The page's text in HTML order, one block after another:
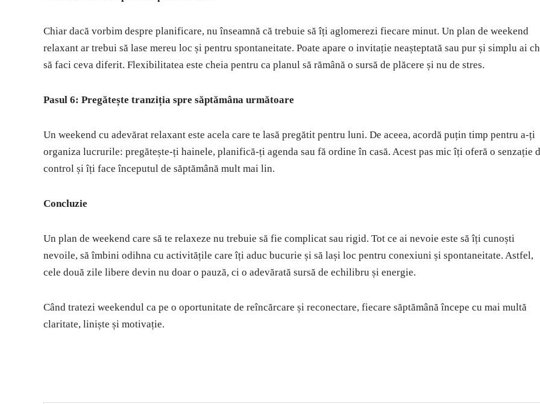
Chiar dacă vorbim despre planificare, nu înseamnă că trebuie să îți aglomerezi fiecare minut. Un plan de weekend
relaxant ar trebui să lase mereu loc și pentru spontaneitate. Poate apare o invitație neașteptată sau pur și simplu ai
să faci ceva diferit. Flexibilitatea este cheia pentru ca planul să rămână o sursă de plăcere și nu de stres.
Pasul 6: Pregătește tranziția spre săptămâna următoare
Un weekend cu adevărat relaxant este acela care te lasă pregătit pentru luni. De aceea, acordă puțin timp pentru a-ți
organiza lucrurile: pregătește-ți hainele, planifică-ți agenda sau fă ordine în casă. Acest pas mic îți oferă o senzație
control și îți face începutul de săptămână mult mai lin.
Concluzie
Un plan de weekend care să te relaxeze nu trebuie să fie complicat sau rigid. Tot ce ai nevoie este să îți cunoști
nevoile, să îmbini odihna cu activitățile care îți aduc bucurie și să lași loc pentru conexiuni și spontaneitate. Astfel,
cele două zile libere devin nu doar o pauză, ci o adevărată sursă de echilibru și energie.
Când tratezi weekendul ca pe o oportunitate de reîncărcare și reconectare, fiecare săptămână începe cu mai multă
claritate, liniște și motivație.